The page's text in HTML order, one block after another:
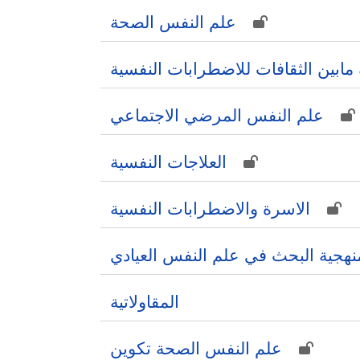
علم النفس الصحة
مابين الثقافات للاضطرابات النفسية
علم النفس المرضي الاجتماعي
العلاجات النفسية
الاسرة والاضطرابات النفسية
البحث في علم النفس العيادي
المقاولاتية
علم النفس الصحة تكوين